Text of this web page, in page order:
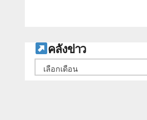
คลังข่าว
คลัง